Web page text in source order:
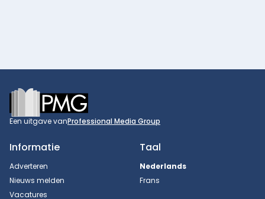
Footer
Een uitgave vanProfessional Media Group
Informatie
Adverteren
Nieuws melden
Vacatures
Taal
Nederlands
Frans